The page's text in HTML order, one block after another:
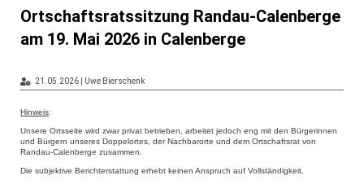
Ortschaftsratssitzung Randau-Calenberge
am 19. Mai 2026 in Calenberge
21.05.2026 | Uwe Bierschenk
Hinweis:
Unsere Ortsseite wird zwar privat betrieben, arbeitet jedoch eng mit den Bürgerinnen
und Bürgern unseres Doppelortes, der Nachbarorte und dem Ortschaftsrat von
Randau-Calenberge zusammen.
Die subjektive Berichterstattung erhebt keinen Anspruch auf Vollständigkeit.